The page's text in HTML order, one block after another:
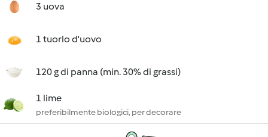
3 uova
1 tuorlo d'uovo
120 g di panna (min. 30% di grassi)
1 lime
preferibilmente biologici, per decorare